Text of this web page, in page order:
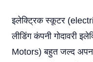
इलेक्ट्रिक स्कूटर
लीडिंग कंपनी गोदावरी
Motors) बहुत जल्द